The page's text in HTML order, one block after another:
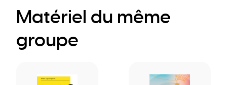
Matériel du même
groupe